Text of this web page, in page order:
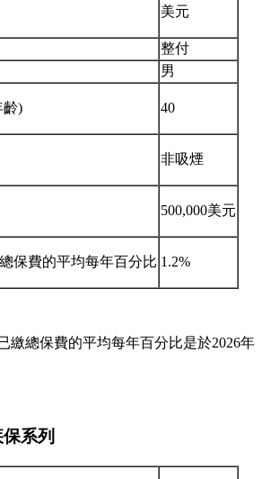
美元
整付
男
齡) 40
非吸煙
500,000美元
保費的平均每年百分比 1.2%
繳總保費的平均每年百分比是於2026年
系列